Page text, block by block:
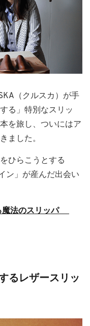
（クルスカ）が手
る」特別なスリッ
を旅し、ついにはア
ました。
ひらこうとする
ン」が産んだ出会い
魔法のスリッパ
るレザースリッ